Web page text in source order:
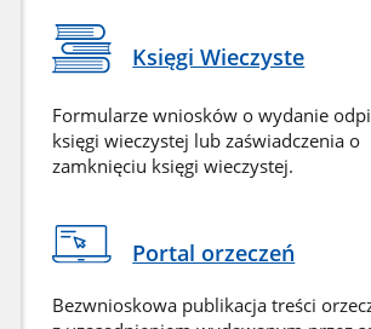
Księgi Wieczyste
Formularze wniosków o wydanie
księgi wieczystej lub zaświadczenia o
zamknięciu księgi wieczystej.
Portal orzeczeń
Bezwnioskowa publikacja treści